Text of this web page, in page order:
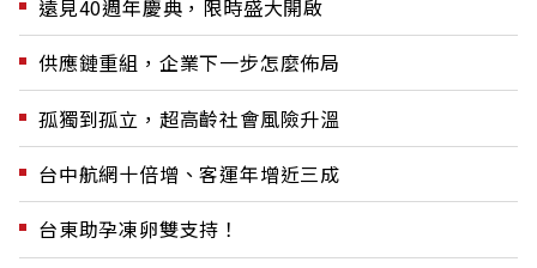
遠見40週年慶典，限時盛大開啟
供應鏈重組，企業下一步怎麼佈局
孤獨到孤立，超高齡社會風險升溫
台中航網十倍增、客運年增近三成
台東助孕凍卵雙支持！